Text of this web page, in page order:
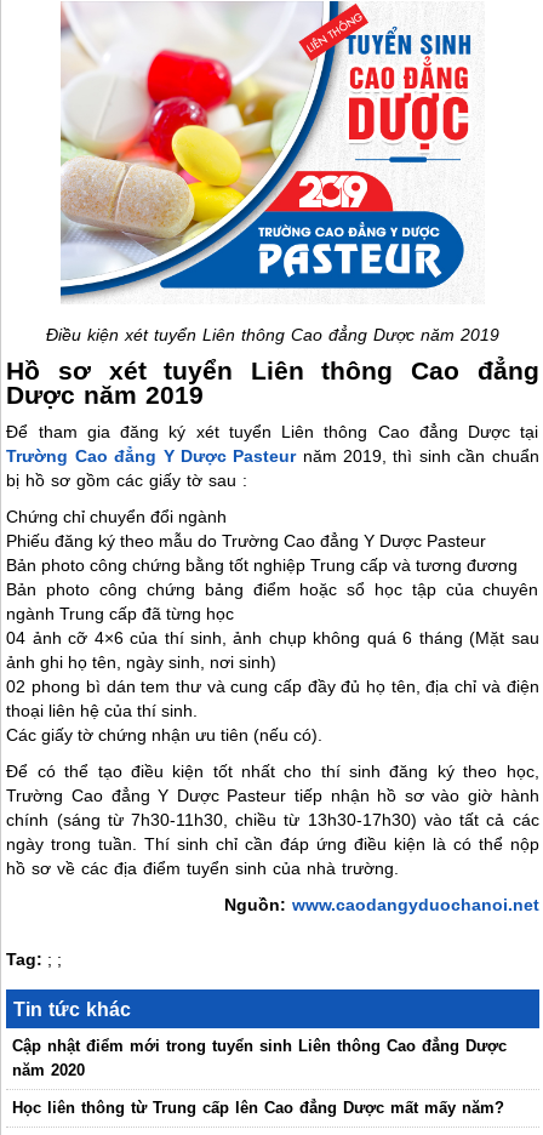
Điều kiện xét tuyển Liên thông Cao đẳng Dược năm 2019
Hồ sơ xét tuyển Liên thông Cao đẳng
Dược năm 2019
Để tham gia đăng ký xét tuyển Liên thông Cao đẳng Dược tại
Trường Cao đẳng Y Dược Pasteur năm 2019, thì sinh cần chuẩn
bị hồ sơ gồm các giấy tờ sau :
Chứng chỉ chuyển đổi ngành
Phiếu đăng ký theo mẫu do Trường Cao đẳng Y Dược Pasteur
Bản photo công chứng bằng tốt nghiệp Trung cấp và tương đương
Bản photo công chứng bảng điểm hoặc sổ học tập của chuyên
ngành Trung cấp đã từng học
04 ảnh cỡ 4×6 của thí sinh, ảnh chụp không quá 6 tháng (Mặt sau
ảnh ghi họ tên, ngày sinh, nơi sinh)
02 phong bì dán tem thư và cung cấp đầy đủ họ tên, địa chỉ và điện
thoại liên hệ của thí sinh.
Các giấy tờ chứng nhận ưu tiên (nếu có).
Để có thể tạo điều kiện tốt nhất cho thí sinh đăng ký theo học,
Trường Cao đẳng Y Dược Pasteur tiếp nhận hồ sơ vào giờ hành
chính (sáng từ 7h30-11h30, chiều từ 13h30-17h30) vào tất cả các
ngày trong tuần. Thí sinh chỉ cần đáp ứng điều kiện là có thể nộp
hồ sơ về các địa điểm tuyển sinh của nhà trường.
Nguồn: www.caodangyduochanoi.net
Tag: ; ;
Tin tức khác
Cập nhật điểm mới trong tuyển sinh Liên thông Cao đẳng Dược
năm 2020
Học liên thông từ Trung cấp lên Cao đẳng Dược mất mấy năm?